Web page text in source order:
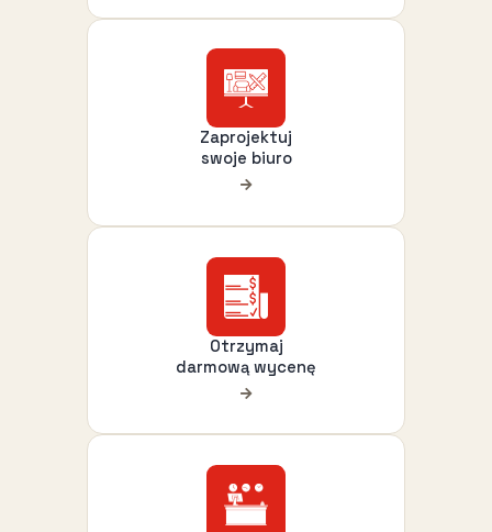
Zaprojektuj
swoje biuro
Otrzymaj
darmową wycenę